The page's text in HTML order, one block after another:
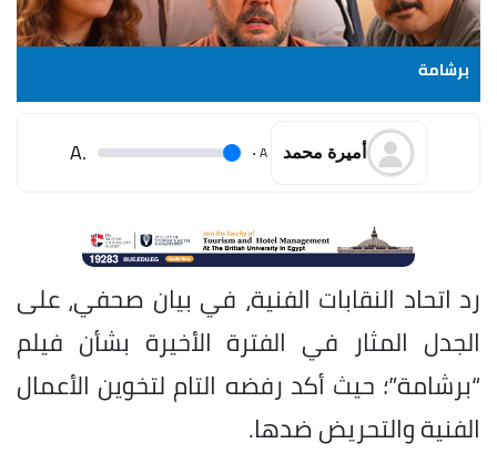
برشامة
أميرة محمد A
.
.A
رد اتحاد النقابات الفنية، في بيان صحفي، على
الجدل المثار في الفترة الأخيرة بشأن فيلم
“برشامة”؛ حيث أكد رفضه التام لتخوين الأعمال
الفنية والتحريض ضدها.